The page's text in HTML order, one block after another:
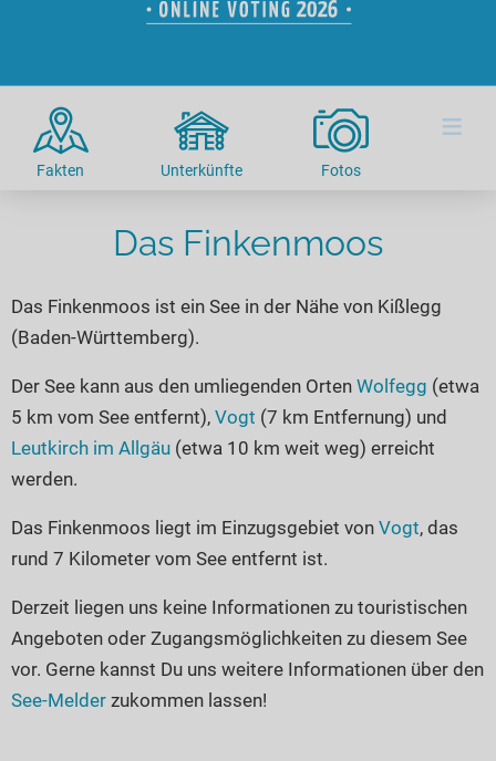
Radtouren am See
Kitesurfen
Kanu- & Kajaktouren
Badeseen in Deutschland
Wellness am See
Romantik Hotels
Urlaub an der Küste
Unterkünfte
Hotels am See
Ferienwohnungen
Kanu- & Kajak-Urlaub
Bikeurlaub
Auszeit & Wellness
Camping am See
Top-Hotels
Familienhotels
Wellness-Hotels
Biohotels
Ausgefallenes
Häuser auf dem Wasser
Hundefreundliche Unterkünfte
Seen in Deutschland
Seen in Europa
Überwachte Badestellen
Unsere See-Highlights
Deutschlands schönste Seen
Top Seen nach Bundesländern
Top Seen nach Regionen
Deutschlands Lieblingsseen
Österreich
Frankreich
Niederlande
Schweden
Fakten Unterkünfte Fotos
≡
Das Finkenmoos
Das Finkenmoos ist ein See in der Nähe von Kißlegg
(Baden-Württemberg).
Der See kann aus den umliegenden Orten Wolfegg (etwa
5 km vom See entfernt), Vogt (7 km Entfernung) und
Leutkirch im Allgäu (etwa 10 km weit weg) erreicht
werden.
Das Finkenmoos liegt im Einzugsgebiet von Vogt, das
rund 7 Kilometer vom See entfernt ist.
Derzeit liegen uns keine Informationen zu touristischen
Angeboten oder Zugangsmöglichkeiten zu diesem See
vor. Gerne kannst Du uns weitere Informationen über den
See-Melder zukommen lassen!